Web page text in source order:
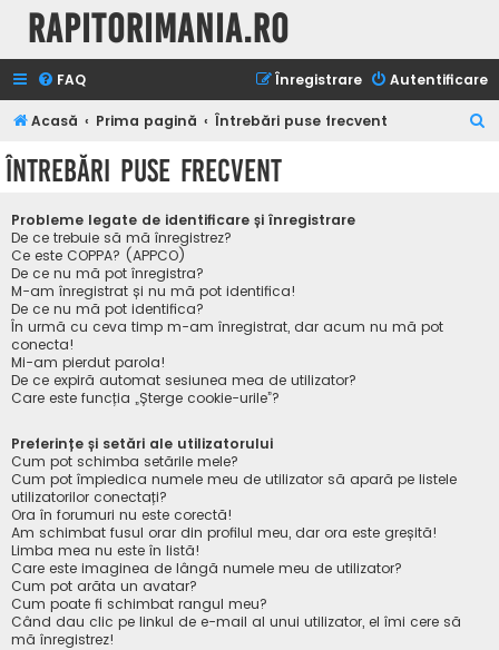
Rapitorimania.ro
FAQ Autentificare
Înregistrare
Acasă Prima pagină Întrebări puse frecvent
Întrebări puse frecvent
Probleme legate de identificare și înregistrare
De ce trebuie să mă înregistrez?
Ce este COPPA? (APPCO)
De ce nu mă pot înregistra?
M-am înregistrat și nu mă pot identifica!
De ce nu mă pot identifica?
În urmă cu ceva timp m-am înregistrat, dar acum nu mă pot
conecta!
Mi-am pierdut parola!
De ce expiră automat sesiunea mea de utilizator?
Care este funcția „Șterge cookie-urile”?
Preferințe și setări ale utilizatorului
Cum pot schimba setările mele?
Cum pot împiedica numele meu de utilizator să apară pe listele
utilizatorilor conectați?
Ora în forumuri nu este corectă!
Am schimbat fusul orar din profilul meu, dar ora este greșită!
Limba mea nu este în listă!
Care este imaginea de lângă numele meu de utilizator?
Cum pot arăta un avatar?
Cum poate fi schimbat rangul meu?
Când dau clic pe linkul de e-mail al unui utilizator, el îmi cere să
mă înregistrez!